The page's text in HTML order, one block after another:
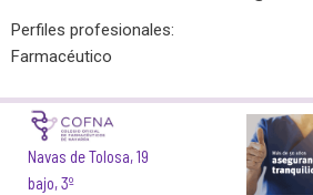
Perfiles profesionales:
Farmacéutico
Navas de Tolosa, 19
bajo, 3º